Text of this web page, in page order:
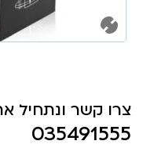
צרו קשר ונתחיל
035491555